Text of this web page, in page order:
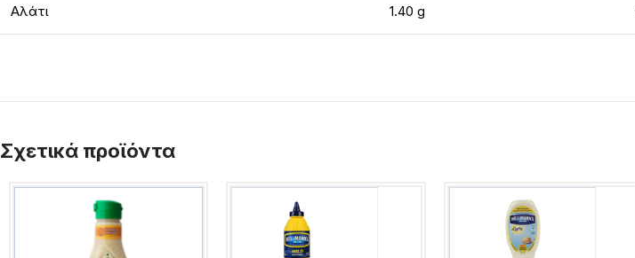
Αλάτι 1.40 g
Σχετικά προϊόντα